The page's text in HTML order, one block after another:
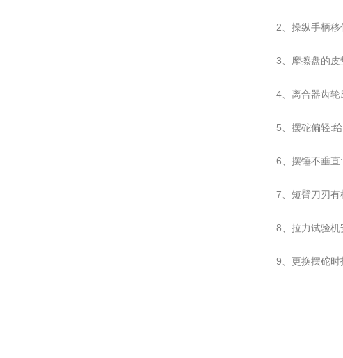
2、操纵手柄移
3、摩擦盘的皮
4、离合器齿轮
5、摆砣偏轻:
6、摆锤不垂直
7、短臂刀刃有
8、拉力试验机
9、更换摆砣时